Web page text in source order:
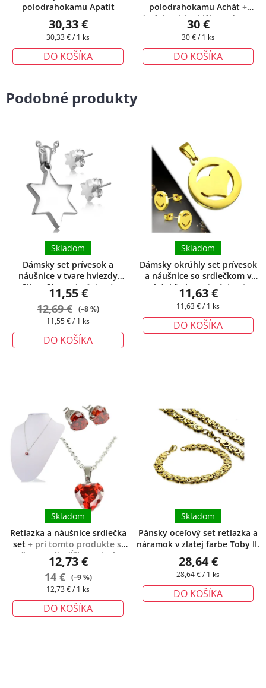
polodrahokamu Apatit
30,33 €
Jednotková
cena:
30,33 € / 1 ks
DO KOŠÍKA
polodrahokamu Achát +
darčeková krabička zadarmo
30 €
Jednotková
cena:
30 € / 1 ks
DO KOŠÍKA
Podobné produkty
Dámsky set prívesok a
náušnice v tvare hviezdy
Silver Star + darčeková
krabička zadarmo
Skladom
11,55 €
12,69 €
(–8 %)
Jednotková
cena:
11,55 € / 1 ks
DO KOŠÍKA
Dámsky okrúhly set prívesok
a náušnice so srdiečkom v
zlatej farbe+ darčeková
krabička zadarmo
Skladom
11,63 €
Jednotková
cena:
11,63 € / 1 ks
DO KOŠÍKA
Retiazka a náušnice srdiečka
set + pri tomto produkte si
mžete zvoliť dĺžku retiazky
podľa Vášich potrieb
Skladom
12,73 €
14 €
(–9 %)
Jednotková
cena:
12,73 € / 1 ks
DO KOŠÍKA
Pánsky oceľový set retiazka a
náramok v zlatej farbe Toby II.
Skladom
28,64 €
Jednotková
cena:
28,64 € / 1 ks
DO KOŠÍKA